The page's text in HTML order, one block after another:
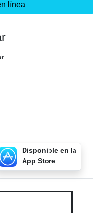
línea
Disponible en la
App Store